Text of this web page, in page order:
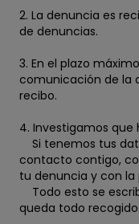
2. La denuncia es
de denuncias.
3. En el plazo
comunicación de la
recibo.
4. Investigamos que
Si tenemos tus
contacto contigo,
tu denuncia y con
Todo esto se
queda todo recogido.